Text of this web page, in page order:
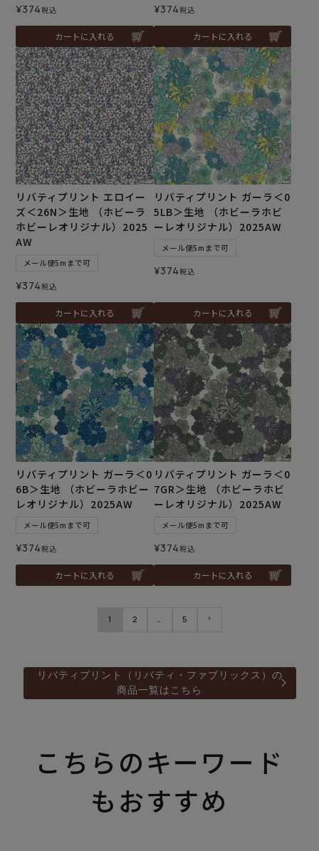
¥374税込
カートに入れる
¥374税込
カートに入れる
リバティプリント エロイー
ズ＜26N＞生地 （ホビーラ
ホビーレオリジナル）2025
AW
メール便5mまで可
¥374税込
カートに入れる
リバティプリント ガーラ＜0
5LB＞生地 （ホビーラホビ
ーレオリジナル）2025AW
メール便5mまで可
¥374税込
カートに入れる
リバティプリント ガーラ＜0
6B＞生地 （ホビーラホビー
レオリジナル）2025AW
メール便5mまで可
¥374税込
カートに入れる
リバティプリント ガーラ＜0
7GR＞生地 （ホビーラホビ
ーレオリジナル）2025AW
メール便5mまで可
¥374税込
カートに入れる
1 2 … 5
リバティプリント（リバティ・ファブリックス）の
商品一覧はこちら
こちらのキーワード
もおすすめ